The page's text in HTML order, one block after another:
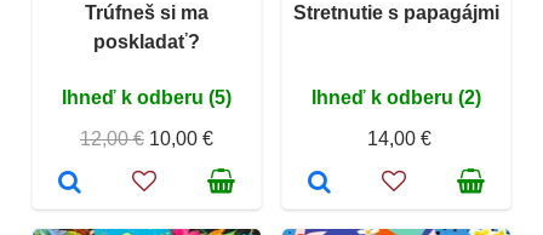
Trúfneš si ma
poskladať?
Ihneď k odberu (5)
12,00 € 10,00 €
Stretnutie s papagájmi
Ihneď k odberu (2)
14,00 €